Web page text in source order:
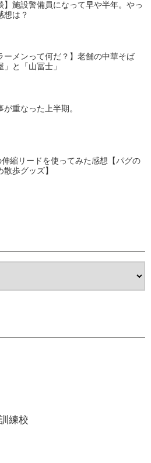
】施設警備員になって早や半年。やっ
想は？
ーメンって何だ？】老舗の中華そば
」と「山冨士」
が重なった上半期。
縮リードを使ってみた感想【パグの
散歩グッズ】
練校